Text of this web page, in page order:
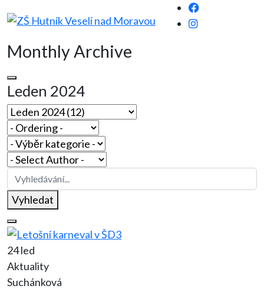
Monthly Archive
Leden 2024
Vyhledat
24 led
Aktuality
Suchánková